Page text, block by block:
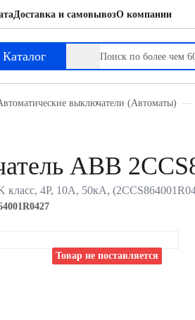
Доставка и самовывозО компании
Каталог
выключатели (Автоматы)
Товар не поставляется
ABB
4P, 10А, 50кА,